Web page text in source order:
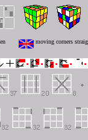
moving corners